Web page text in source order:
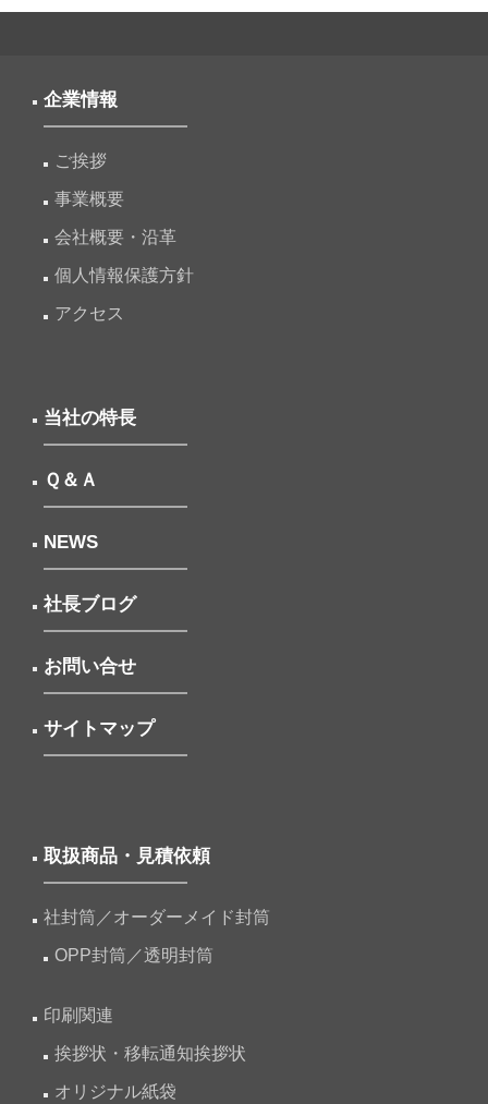
企業情報
ご挨拶
事業概要
会社概要・沿革
個人情報保護方針
アクセス
当社の特長
Ｑ＆Ａ
NEWS
社長ブログ
お問い合せ
サイトマップ
取扱商品・見積依頼
社封筒／オーダーメイド封筒
OPP封筒／透明封筒
印刷関連
挨拶状・移転通知挨拶状
オリジナル紙袋